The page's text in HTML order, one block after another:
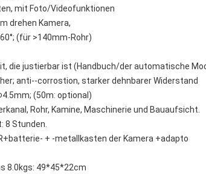
mit Foto/Videofunktionen
drehen Kamera,
(für >140mm-Rohr)
die justierbar ist (Handbuch/der automatische
anti--corrostion, starker dehnbarer Widerstand
(50m: optional)
Rohr, Kamine, Maschinerie und Bauaufsicht.
8 Stunden.
+ -metallkasten der Kamera +adapto
8.0kgs: 49*45*22cm